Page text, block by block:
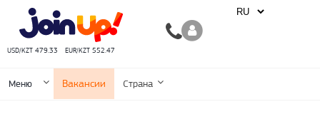
USD/KZT 479.33 EUR/KZT 552.47
Меню Вакансии Страна